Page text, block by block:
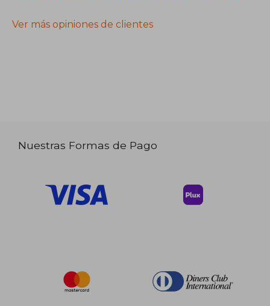
Ver más opiniones de clientes
Nuestras Formas de Pago